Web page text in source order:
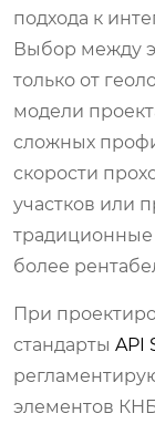
подхода к
Выбор между
только от
модели
сложных
скорости
участков или
традиционные
более
При
стандарты API
элементов